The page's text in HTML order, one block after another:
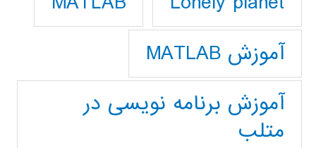
آموزش MATLAB
آموزش برنامه نویسی در
متلب